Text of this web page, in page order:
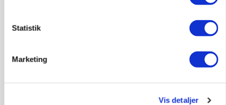
Statistik
Marketing
Vis detaljer